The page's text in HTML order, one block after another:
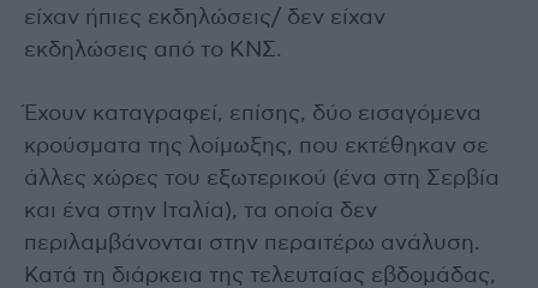
είχαν ήπιες εκδηλώσεις/ δεν είχαν
εκδηλώσεις από το ΚΝΣ.
Έχουν καταγραφεί, επίσης, δύο εισαγόμενα
κρούσματα της λοίμωξης, που εκτέθηκαν σε
άλλες χώρες του εξωτερικού (ένα στη Σερβία
και ένα στην Ιταλία), τα οποία δεν
περιλαμβάνονται στην περαιτέρω ανάλυση.
Κατά τη διάρκεια της τελευταίας εβδομάδας,